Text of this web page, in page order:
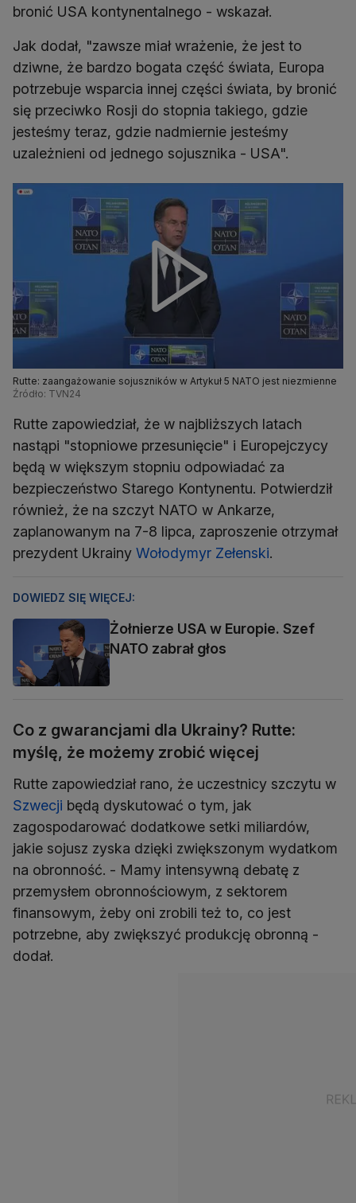
bronić USA kontynentalnego - wskazał.
Jak dodał, "zawsze miał wrażenie, że jest to
dziwne, że bardzo bogata część świata, Europa
potrzebuje wsparcia innej części świata, by bronić
się przeciwko Rosji do stopnia takiego, gdzie
jesteśmy teraz, gdzie nadmiernie jesteśmy
uzależnieni od jednego sojusznika - USA".
Rutte: zaangażowanie sojuszników w Artykuł 5 NATO jest niezmienne
Źródło: TVN24
Rutte zapowiedział, że w najbliższych latach
nastąpi "stopniowe przesunięcie" i Europejczycy
będą w większym stopniu odpowiadać za
bezpieczeństwo Starego Kontynentu. Potwierdził
również, że na szczyt NATO w Ankarze,
zaplanowanym na 7-8 lipca, zaproszenie otrzymał
prezydent Ukrainy Wołodymyr Zełenski.
DOWIEDZ SIĘ WIĘCEJ:
Żołnierze USA w Europie. Szef
NATO zabrał głos
Co z gwarancjami dla Ukrainy? Rutte:
myślę, że możemy zrobić więcej
Rutte zapowiedział rano, że uczestnicy szczytu w
Szwecji będą dyskutować o tym, jak
zagospodarować dodatkowe setki miliardów,
jakie sojusz zyska dzięki zwiększonym wydatkom
na obronność. - Mamy intensywną debatę z
przemysłem obronnościowym, z sektorem
finansowym, żeby oni zrobili też to, co jest
potrzebne, aby zwiększyć produkcję obronną -
dodał.